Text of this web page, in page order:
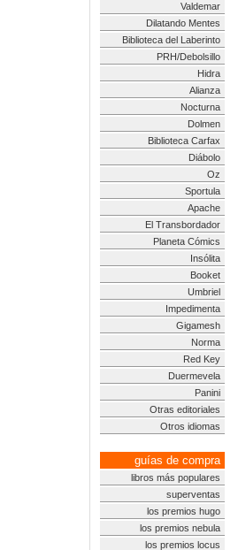
Valdemar
Dilatando Mentes
Biblioteca del Laberinto
PRH/Debolsillo
Hidra
Alianza
Nocturna
Dolmen
Biblioteca Carfax
Diábolo
Oz
Sportula
Apache
El Transbordador
Planeta Cómics
Insólita
Booket
Umbriel
Impedimenta
Gigamesh
Norma
Red Key
Duermevela
Panini
Otras editoriales
Otros idiomas
guías de compra
libros más populares
superventas
los premios hugo
los premios nebula
los premios locus